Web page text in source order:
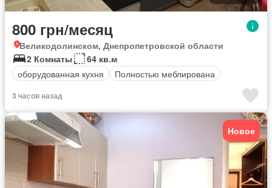
800 грн/месяц
Великодолинском, Днепропетровской области
2 Комнаты
64 кв.м
оборудованная кухня
Полностью меблирована
3 часов назад
Новое